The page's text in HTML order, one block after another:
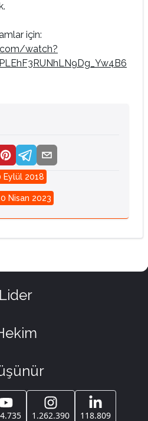
için:
watch?
Eylül 2018
Nisan 2023
Lider
1.262.390 118.809